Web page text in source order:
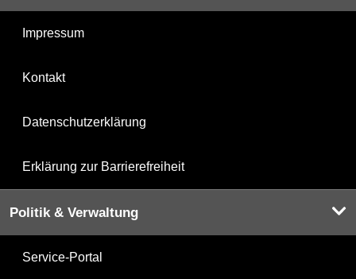
Impressum
Kontakt
Datenschutzerklärung
Erklärung zur Barrierefreiheit
Politik & Verwaltung
Service-Portal